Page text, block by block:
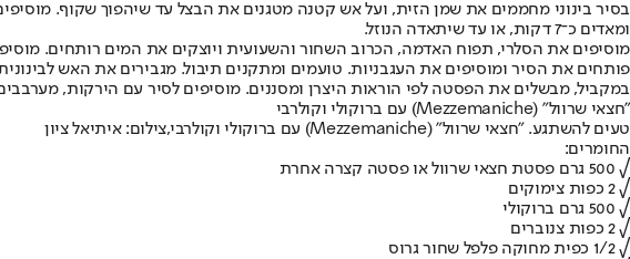
ומאדים כ־7 דקות, או עד שיתאדה הנוזל.
מוסיפים את הסלרי, תפוח האדמה, הכרוב השחור והשעועית ויוצקים את המים רותחים. מוסיפים את ענפי התימין והמלח, מכסים
פותחים את הסיר ומוסיפים את העגבניות. טועמים ומתקנים תיבול. מגבירים את האש לבינונית
במקביל, מבשלים את הפסטה לפי הוראות היצרן ומסננים. מוסיפים לסיר עם הירקות,
"חצאי שרוול" (Mezzemaniche) עם ברוקולי וקולרבי
טעים להשתגע. "חצאי שרוול" (Mezzemaniche) עם ברוקולי וקולרבי,צילום: איתיאל ציון
החומרים:
√ 500 גרם פסטת חצאי שרוול או פסטה קצרה אחרת
√ 2 כפות צימוקים
√ 500 גרם ברוקולי
√ 2 כפות צנוברים
√ 1/2 כפית מחוקה פלפל שחור גרוס